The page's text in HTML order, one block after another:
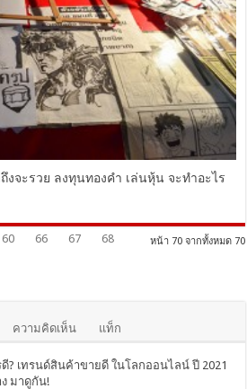
งจะรวย ลงทุนทองคํา เล่นหุ้น จะทำอะไร
หน้า 70 จากทั้งหมด 70
60 66 67
68
ความคิดเห็น แท็ก
? เทรนด์สินค้าขายดี ในโลกออนไลน์ ปี 2021
มาดูกัน!